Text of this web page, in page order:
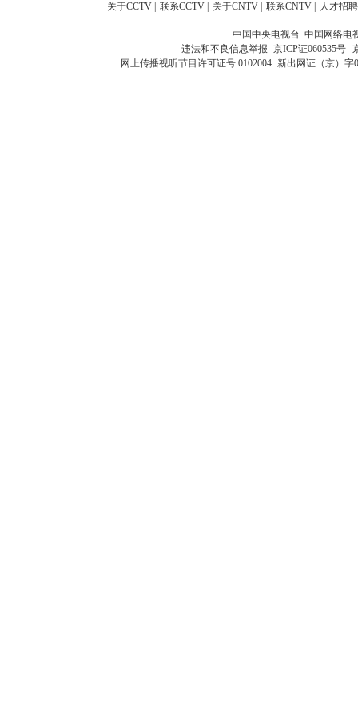
关于CCTV 联系CCTV 关于CNTV 联系CNTV 人才招聘
中国中央电视台 中国网络电
违法和不良信息举报 京ICP证060535号
网上传播视听节目许可证号 0102004 新出网证（京）